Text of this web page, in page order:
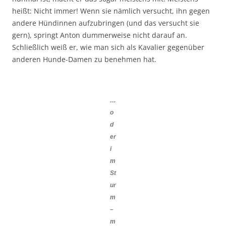
heißt: Nicht immer! Wenn sie nämlich versucht, ihn gegen
andere Hündinnen aufzubringen (und das versucht sie
gern), springt Anton dummerweise nicht darauf an.
Schließlich weiß er, wie man sich als Kavalier gegenüber
anderen Hunde-Damen zu benehmen hat.
…
o
d
er
i
m
St
ur
m
–
m